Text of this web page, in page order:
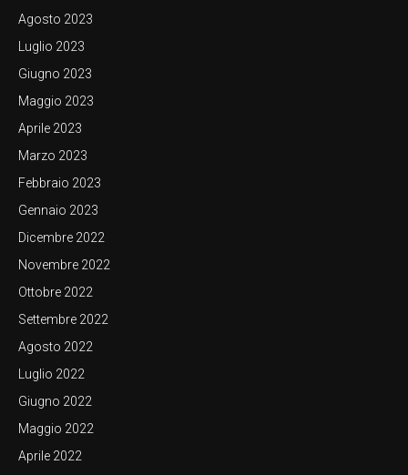
Agosto 2023
Luglio 2023
Giugno 2023
Maggio 2023
Aprile 2023
Marzo 2023
Febbraio 2023
Gennaio 2023
Dicembre 2022
Novembre 2022
Ottobre 2022
Settembre 2022
Agosto 2022
Luglio 2022
Giugno 2022
Maggio 2022
Aprile 2022